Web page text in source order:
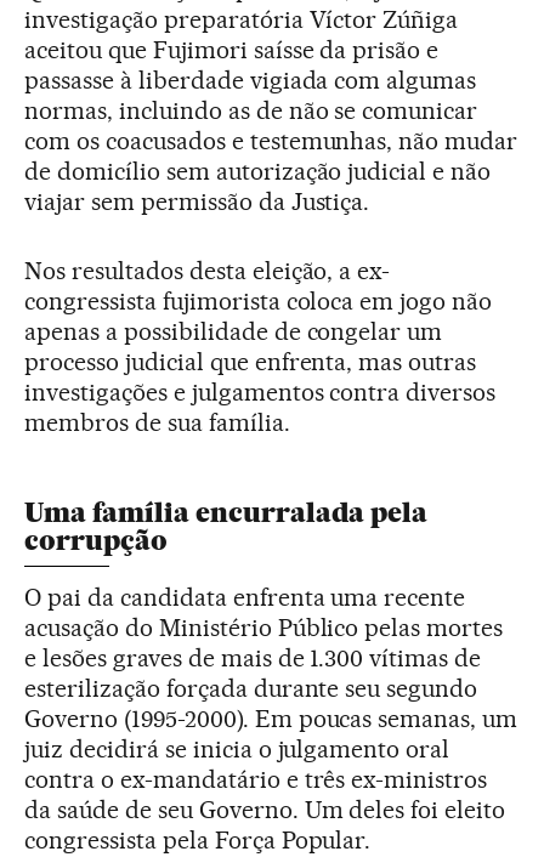
investigação preparatória Víctor Zúñiga
aceitou que Fujimori saísse da prisão e
passasse à liberdade vigiada com algumas
normas, incluindo as de não se comunicar
com os coacusados e testemunhas, não mudar
de domicílio sem autorização judicial e não
viajar sem permissão da Justiça.
Nos resultados desta eleição, a ex-
congressista fujimorista coloca em jogo não
apenas a possibilidade de congelar um
processo judicial que enfrenta, mas outras
investigações e julgamentos contra diversos
membros de sua família.
Uma família encurralada pela
corrupção
O pai da candidata enfrenta uma recente
acusação do Ministério Público pelas mortes
e lesões graves de mais de 1.300 vítimas de
esterilização forçada durante seu segundo
Governo (1995-2000). Em poucas semanas, um
juiz decidirá se inicia o julgamento oral
contra o ex-mandatário e três ex-ministros
da saúde de seu Governo. Um deles foi eleito
congressista pela Força Popular.